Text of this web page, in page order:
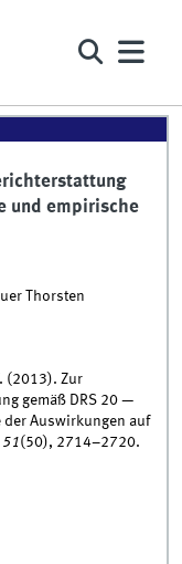
und empirische
Thorsten
(2013). Zur
gemäß DRS 20 —
Auswirkungen auf
51(50), 2714–2720.